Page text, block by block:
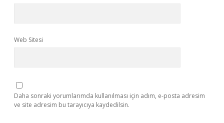
Web Sitesi
Daha sonraki yorumlarımda kullanılması için adım, e-posta adresim
ve site adresim bu tarayıcıya kaydedilsin.